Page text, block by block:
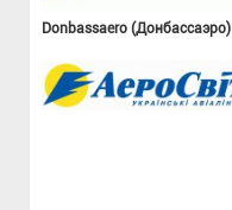
Donbassaero (Донбассаэро)